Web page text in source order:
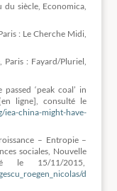
du siècle, Economica,
: Le Cherche Midi,
Paris : Fayard/Pluriel,
‘peak coal’ in
ligne], consulté le
china-might-have-
– Entropie –
sociales, Nouvelle
le 15/11/2015,
d